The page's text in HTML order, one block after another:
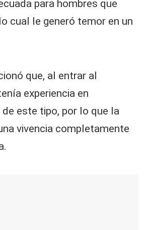
para hombres que
cual le generó temor en un
que, al entrar al
experiencia en
este tipo, por lo que la
vivencia completamente